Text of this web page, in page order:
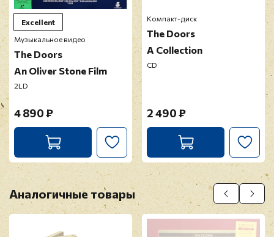
Excellent
Музыкальное видео
The Doors
An Oliver Stone Film
2LD
4 890 ₽
Компакт-диск
The Doors
A Collection
CD
2 490 ₽
Аналогичные товары